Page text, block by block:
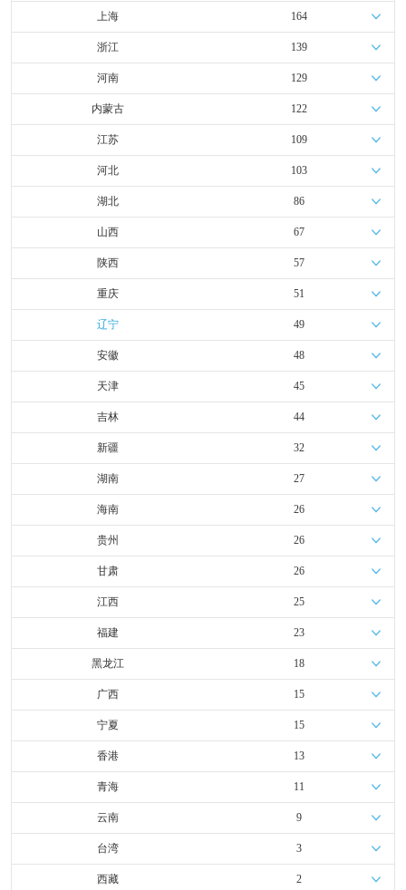
上海 164
浙江 139
河南 129
内蒙古 122
江苏 109
河北 103
湖北 86
山西 67
陕西 57
重庆 51
辽宁 49
安徽 48
天津 45
吉林 44
新疆 32
湖南 27
海南 26
贵州 26
甘肃 26
江西 25
福建 23
黑龙江 18
广西 15
宁夏 15
香港 13
青海 11
云南 9
台湾 3
西藏 2